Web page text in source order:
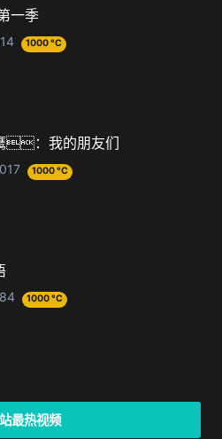
一季
1000 °C
：我的朋友们
1000 °C
1000 °C
最热视频